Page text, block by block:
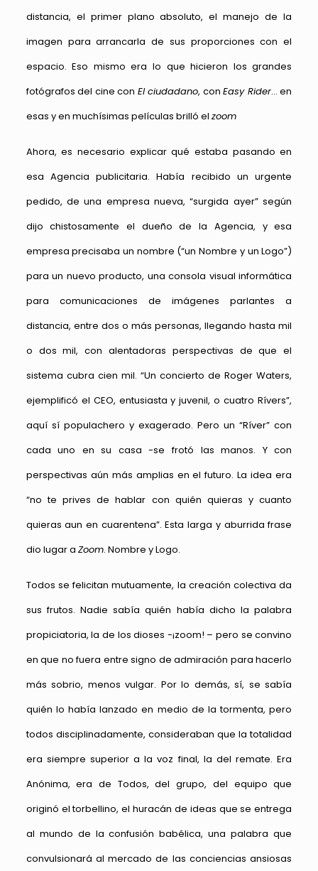
distancia, el primer plano absoluto, el manejo de la
imagen para arrancarla de sus proporciones con el
espacio. Eso mismo era lo que hicieron los grandes
fotógrafos del cine con El ciudadano, conEasy Rider… en
esas y en muchísimas películas brilló el zoom
Ahora, es necesario explicar qué estaba pasando en
esa Agencia publicitaria. Había recibido un urgente
pedido, de una empresa nueva, “surgida ayer” según
dijo chistosamente el dueño de la Agencia, y esa
empresa precisaba un nombre (“un Nombre y un Logo”)
para un nuevo producto, una consola visual informática
para comunicaciones de imágenes parlantes a
distancia, entre dos o más personas, llegando hasta mil
o dos mil, con alentadoras perspectivas de que el
sistema cubra cien mil. “Un concierto de Roger Waters,
ejemplificó el CEO, entusiasta y juvenil, o cuatro Rívers”,
aquí sí populachero y exagerado. Pero un “Ríver” con
cada uno en su casa -se frotó las manos. Y con
perspectivas aún más amplias en el futuro. La idea era
“no te prives de hablar con quién quieras y cuanto
quieras aun en cuarentena”. Esta larga y aburrida frase
dio lugar a Zoom. Nombre y Logo.
Todos se felicitan mutuamente, la creación colectiva da
sus frutos. Nadie sabía quién había dicho la palabra
propiciatoria, la de los dioses -¡zoom! – pero se convino
en que no fuera entre signo de admiración para hacerlo
más sobrio, menos vulgar. Por lo demás, sí, se sabía
quién lo había lanzado en medio de la tormenta, pero
todos disciplinadamente, consideraban que la totalidad
era siempre superior a la voz final, la del remate. Era
Anónima, era de Todos, del grupo, del equipo que
originó el torbellino, el huracán de ideas que se entrega
al mundo de la confusión babélica, una palabra que
convulsionará al mercado de las conciencias ansiosas